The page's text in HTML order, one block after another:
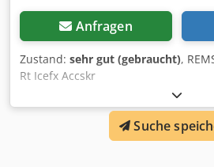
Anfragen
Zustand: sehr gut (gebraucht),
Rt Icefx Accskr
Suche